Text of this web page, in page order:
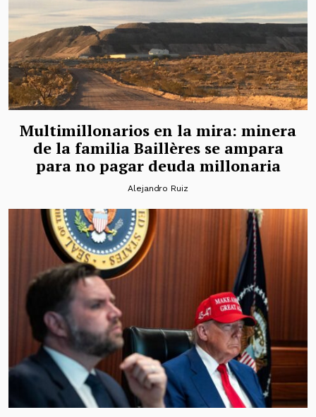
Multimillonarios en la mira: minera
de la familia Baillères se ampara
para no pagar deuda millonaria
Alejandro Ruiz